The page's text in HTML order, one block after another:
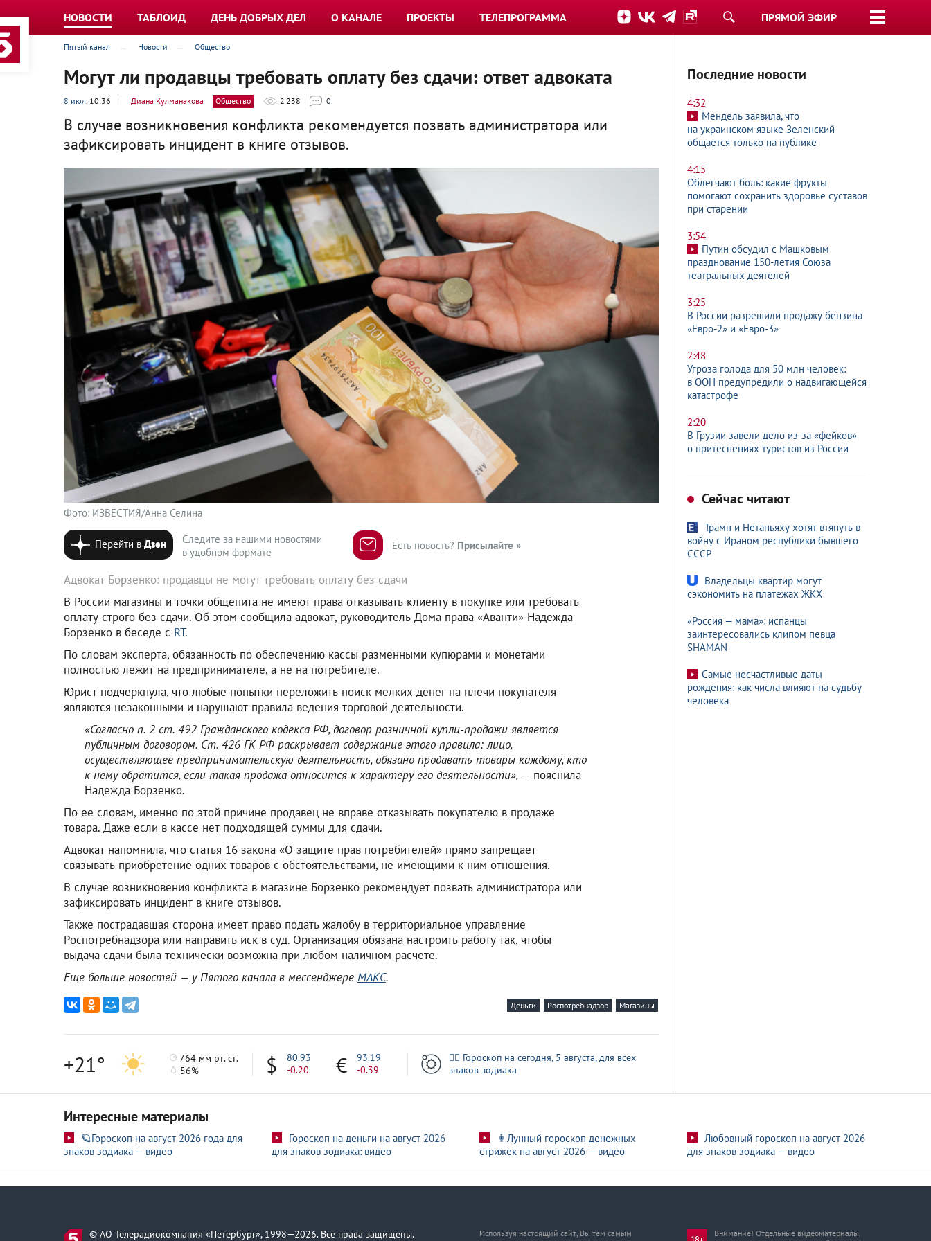
ПРЯМОЙ ЭФИР
НОВОСТИ ТАБЛОИД ДЕНЬ ДОБРЫХ ДЕЛ О КАНАЛЕ ПРОЕКТЫ ТЕЛЕПРОГРАММА
Пятый канал Новости Общество
Могут ли продавцы требовать оплату без сдачи: ответ адвоката
8 июл, 10:36 | Диана Кулманакова Общество 2 238 0
В случае возникновения конфликта рекомендуется позвать администратора или
зафиксировать инцидент в книге отзывов.
Фото: ИЗВЕСТИЯ/Анна Селина
Перейти вДзен
Следите за нашими новостями
в удобном формате
Есть новость? Присылайте »
Адвокат Борзенко: продавцы не могут требовать оплату без сдачи
В России магазины и точки общепита не имеют права отказывать клиенту в покупке или требовать
оплату строго без сдачи. Об этом сообщила адвокат, руководитель Дома права «Аванти» Надежда
Борзенко в беседе с RT.
По словам эксперта, обязанность по обеспечению кассы разменными купюрами и монетами
полностью лежит на предпринимателе, а не на потребителе.
Юрист подчеркнула, что любые попытки переложить поиск мелких денег на плечи покупателя
являются незаконными и нарушают правила ведения торговой деятельности.
«Согласно п. 2 ст. 492 Гражданского кодекса РФ, договор розничной купли-продажи является
публичным договором. Ст. 426 ГК РФ раскрывает содержание этого правила: лицо,
осуществляющее предпринимательскую деятельность, обязано продавать товары каждому, кто
к нему обратится, если такая продажа относится к характеру его деятельности», — пояснила
Надежда Борзенко.
По ее словам, именно по этой причине продавец не вправе отказывать покупателю в продаже
товара. Даже если в кассе нет подходящей суммы для сдачи.
Адвокат напомнила, что статья 16 закона «О защите прав потребителей» прямо запрещает
связывать приобретение одних товаров с обстоятельствами, не имеющими к ним отношения.
В случае возникновения конфликта в магазине Борзенко рекомендует позвать администратора или
зафиксировать инцидент в книге отзывов.
Также пострадавшая сторона имеет право подать жалобу в территориальное управление
Роспотребнадзора или направить иск в суд. Организация обязана настроить работу так, чтобы
выдача сдачи была технически возможна при любом наличном расчете.
Еще больше новостей — у Пятого канала в мессенджере МАКС.
Деньги Роспотребнадзор Магазины
+21°
764 мм рт. ст.
56%
80.93
-0.20
93.19
-0.39
🧙‍♀ Гороскоп на сегодня, 5 августа, для всех
знаков зодиака
Последние новости
4:32
Мендель заявила, что
на украинском языке Зеленский
общается только на публике
4:15
Облегчают боль: какие фрукты
помогают сохранить здоровье суставов
при старении
3:54
Путин обсудил с Машковым
празднование 150-летия Союза
театральных деятелей
3:25
В России разрешили продажу бензина
«Евро-2» и «Евро-3»
2:48
Угроза голода для 50 млн человек:
в ООН предупредили о надвигающейся
катастрофе
2:20
В Грузии завели дело из-за «фейков»
о притеснениях туристов из России
Сейчас читают
Трамп и Нетаньяху хотят втянуть в
войну с Ираном республики бывшего
СССР
Владельцы квартир могут
сэкономить на платежах ЖКХ
«Россия — мама»: испанцы
заинтересовались клипом певца
SHAMAN
Самые несчастливые даты
рождения: как числа влияют на судьбу
человека
Интересные материалы
🪐Гороскоп на август 2026 года для
знаков зодиака — видео
Гороскоп на деньги на август 2026
для знаков зодиака: видео
👩Лунный гороскоп денежных
стрижек на август 2026 — видео
Любовный гороскоп на август 2026
для знаков зодиака — видео
© АО Телерадиокомпания «Петербург», 1998—2026. Все права защищены.
Используя настоящий сайт, Вы тем самым
Внимание! Отдельные видеоматериалы,